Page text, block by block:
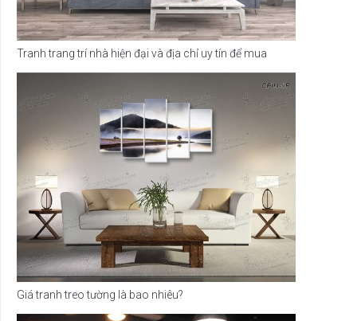
Tranh trang trí nhà hiện đại và địa chỉ uy tín để mua
Giá tranh treo tường là bao nhiêu?